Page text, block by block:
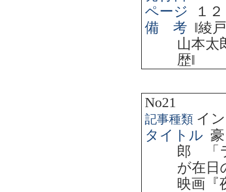
ページ
１
備 考 ‖綾
山本太
歴‖
No21
記事種類 イ
タイトル
郎 「
が在
映画『